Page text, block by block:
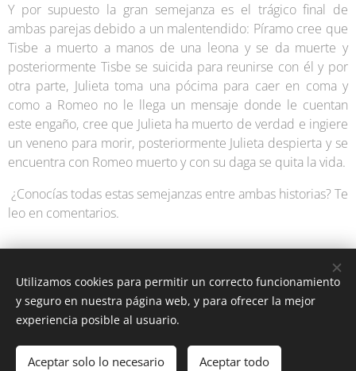
Y por supuesto la gran semejanza es el trágico final de
ambas parejas debido a un malentendido: Píramo cree que
Tisbe a muerto a manos de una leona y se da muerte y
posteriormente Tisbe se suicida para reunirse con él y por
otra parte, Julieta toma una pócima para caer en coma y
como a Romeo no le llega un mensaje donde le cuentan
este engaño, cree que Julieta ha muerto de verdad e ingiere
un veneno para morir, posteriormente Julieta despierta y se
encuentra con Romeo muerto y con su daga se quita la vida.
¿Conocías todas estas semejanzas entre ambas historias? Te
leo en comentarios.
Latín y Roma © Todos los derechos reservados 2025
Utilizamos cookies para permitir un correcto funcionamiento
y seguro en nuestra página web, y para ofrecer la mejor
experiencia posible al usuario.
Aceptar solo lo necesario Aceptar todo